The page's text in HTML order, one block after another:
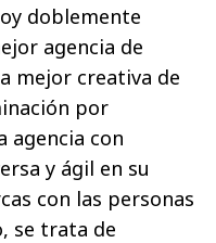
doblemente
agencia de
mejor creativa de
por
agencia con
y ágil en su
con las personas
se trata de